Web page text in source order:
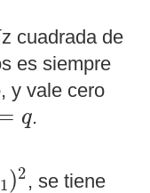
cuadrada de
es siempre
y vale cero
q
q
.
1)2, se tiene